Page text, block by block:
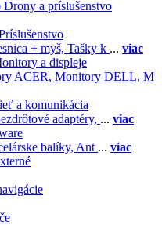
Drony a príslušenstvo
+ myš, Tašky k ... viac
a displeje
ACER, Monitory DELL, M
a komunikácia
adaptéry, ... viac
balíky, Ant ... viac